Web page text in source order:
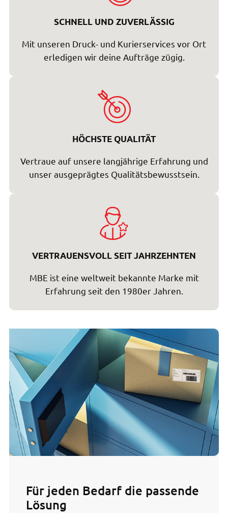
SCHNELL UND ZUVERLÄSSIG
Mit unseren Druck- und Kurierservices vor Ort
erledigen wir deine Aufträge zügig.
HÖCHSTE QUALITÄT
Vertraue auf unsere langjährige Erfahrung und
unser ausgeprägtes Qualitätsbewusstsein.
VERTRAUENSVOLL SEIT JAHRZEHNTEN
MBE ist eine weltweit bekannte Marke mit
Erfahrung seit den 1980er Jahren.
Für jeden Bedarf die passende
Lösung